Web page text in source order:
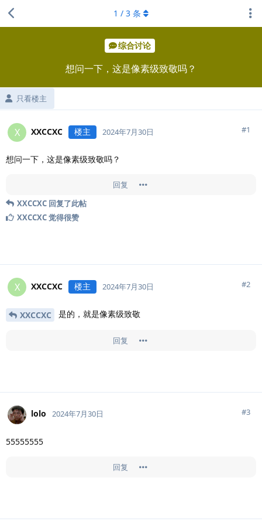
综合讨论
想问一下，这是像素级致敬吗？
只看楼主
1 / 3 条
X XXCCXC 楼主 2024年7月30日 #1
想问一下，这是像素级致敬吗？
回复
XXCCXC 回复了此帖
XXCCXC觉得很赞
X XXCCXC 楼主 2024年7月30日 #2
XXCCXC 是的，就是像素级致敬
回复
lolo 2024年7月30日 #3
55555555
回复